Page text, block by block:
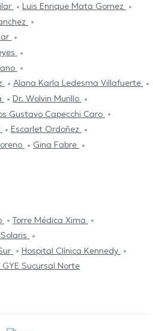
Luis Enrique Mata Gomez
Alana Karla Ledesma Villafuerte
Dr. Wolvin Murillo
Gustavo Capecchi Caro
Escarlet Ordoñez
Gina Fabre
Torre Médica Xima
Hospital Clínica Kennedy
Sucursal Norte